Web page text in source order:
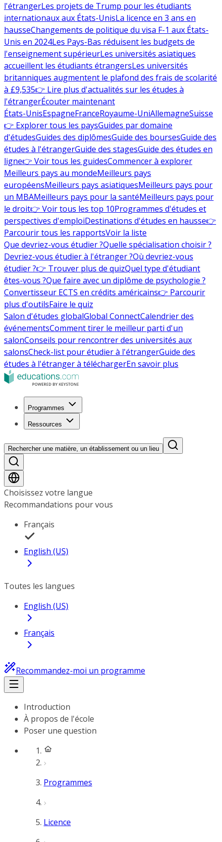
l'étrangerLes projets de Trump pour les étudiants
internationaux aux États-UnisLa licence en 3 ans en
hausseChangements de politique du visa F-1 aux États-
Unis en 2024Les Pays-Bas réduisent les budgets de
l'enseignement supérieurLes universités asiatiques
accueillent les étudiants étrangersLes universités
britanniques augmentent le plafond des frais de scolarité
à £9,535👉 Lire plus d'actualités sur les études à
l'étrangerÉcouter maintenant
États-UnisEspagneFranceRoyaume-UniAllemagneSuisse
👉 Explorer tous les paysGuides par domaine
d'étudesGuides des diplômesGuide des boursesGuide des
études à l'étrangerGuide des stagesGuide des études en
ligne👉 Voir tous les guidesCommencer à explorer
Meilleurs pays au mondeMeilleurs pays
européensMeilleurs pays asiatiquesMeilleurs pays pour
un MBAMeilleurs pays pour la santéMeilleurs pays pour
le droit👉 Voir tous les top 10Programmes d'études et
perspectives d'emploiDestinations d'études en hausse👉
Parcourir tous les rapportsVoir la liste
Que devriez-vous étudier ?Quelle spécialisation choisir ?
Devriez-vous étudier à l'étranger ?Où devriez-vous
étudier ?👉 Trouver plus de quizQuel type d'étudiant
êtes-vous ?Que faire avec un diplôme de psychologie ?
Convertisseur ECTS en crédits américains👉 Parcourir
plus d'outilsFaire le quiz
Salon d'études globalGlobal ConnectCalendrier des
événementsComment tirer le meilleur parti d'un
salonConseils pour rencontrer des universités aux
salonsCheck-list pour étudier à l'étrangerGuide des
études à l'étranger à téléchargerEn savoir plus
Programmes
Ressources
Rechercher une matière, un établissement ou un lieu
Choisissez votre langue
Recommandations pour vous
Français
English (US)
Toutes les langues
English (US)
Français
Recommandez-moi un programme
Introduction
À propos de l'école
Poser une question
Programmes
Licence